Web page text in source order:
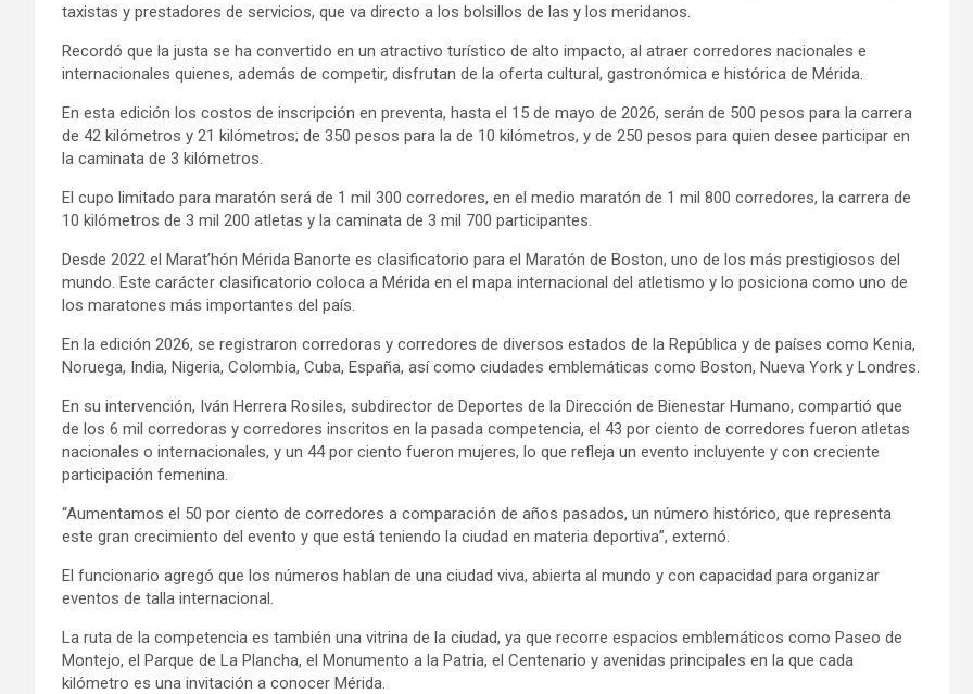
taxistas y prestadores de servicios, que va directo a los bolsillos de las y los meridanos.
Recordó que la justa se ha convertido en un atractivo turístico de alto impacto, al atraer corredores nacionales e
internacionales quienes, además de competir, disfrutan de la oferta cultural, gastronómica e histórica de Mérida.
En esta edición los costos de inscripción en preventa, hasta el 15 de mayo de 2026, serán de 500 pesos para la carrera
de 42 kilómetros y 21 kilómetros; de 350 pesos para la de 10 kilómetros, y de 250 pesos para quien desee participar en
la caminata de 3 kilómetros.
El cupo limitado para maratón será de 1 mil 300 corredores, en el medio maratón de 1 mil 800 corredores, la carrera de
10 kilómetros de 3 mil 200 atletas y la caminata de 3 mil 700 participantes.
Desde 2022 el Marat’hón Mérida Banorte es clasificatorio para el Maratón de Boston, uno de los más prestigiosos del
mundo. Este carácter clasificatorio coloca a Mérida en el mapa internacional del atletismo y lo posiciona como uno de
los maratones más importantes del país.
En la edición 2026, se registraron corredoras y corredores de diversos estados de la República y de países como Kenia,
Noruega, India, Nigeria, Colombia, Cuba, España, así como ciudades emblemáticas como Boston, Nueva York y Londres.
En su intervención, Iván Herrera Rosiles, subdirector de Deportes de la Dirección de Bienestar Humano, compartió que
de los 6 mil corredoras y corredores inscritos en la pasada competencia, el 43 por ciento de corredores fueron atletas
nacionales o internacionales, y un 44 por ciento fueron mujeres, lo que refleja un evento incluyente y con creciente
participación femenina.
“Aumentamos el 50 por ciento de corredores a comparación de años pasados, un número histórico, que representa
este gran crecimiento del evento y que está teniendo la ciudad en materia deportiva”, externó.
El funcionario agregó que los números hablan de una ciudad viva, abierta al mundo y con capacidad para organizar
eventos de talla internacional.
La ruta de la competencia es también una vitrina de la ciudad, ya que recorre espacios emblemáticos como Paseo de
Montejo, el Parque de La Plancha, el Monumento a la Patria, el Centenario y avenidas principales en la que cada
kilómetro es una invitación a conocer Mérida.